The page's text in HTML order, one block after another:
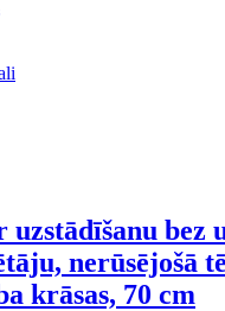
uzstādīšanu bez
nerūsējošā
krāsas, 70 cm